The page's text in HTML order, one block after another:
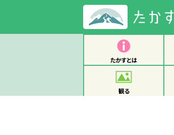
たかすとは
観る